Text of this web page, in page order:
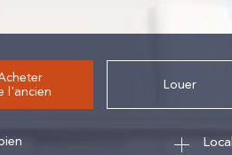
l'ancien Louer
à l'année